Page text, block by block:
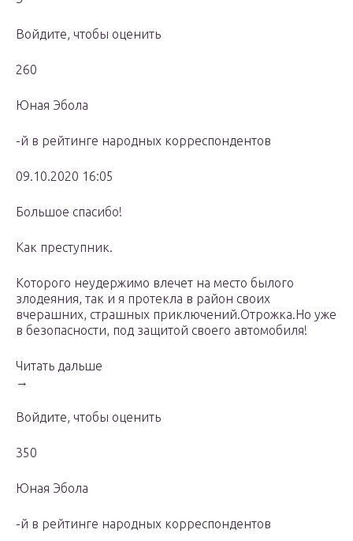
Войдите, чтобы оценить
260
Юная Эбола
-й в рейтинге народных корреспондентов
09.10.2020 16:05
Большое спасибо!
Как преступник.
Которого неудержимо влечет на место былого
злодеяния, так и я протекла в район своих
вчерашних, страшных приключений.Отрожка.Но уже
в безопасности, под защитой своего автомобиля!
Читать дальше
→
Войдите, чтобы оценить
350
Юная Эбола
-й в рейтинге народных корреспондентов